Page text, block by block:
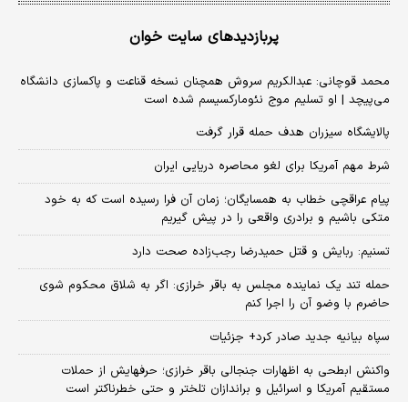
پربازدیدهای سایت خوان
محمد قوچانی: عبدالکریم سروش همچنان نسخه قناعت و پاکسازی دانشگاه
می‌پیچد | او تسلیم موج نئومارکسیسم شده است
پالایشگاه سیزران هدف حمله قرار گرفت
شرط مهم آمریکا برای لغو محاصره دریایی ایران
پیام عراقچی خطاب به همسایگان؛ زمان آن فرا رسیده است که به خود
متکی باشیم و برادری واقعی را در پیش گیریم
تسنیم: ربایش و قتل حمیدرضا رجب‌زاده صحت دارد
حمله تند یک نماینده مجلس به باقر خرازی: اگر به شلاق محکوم شوی
حاضرم با وضو آن را اجرا کنم
سپاه بیانیه جدید صادر کرد+ جزئیات
واکنش ابطحی به اظهارات جنجالی باقر خرازی؛ حرفهایش از حملات
مستقیم آمریکا و اسرائیل و براندازان تلختر و حتی خطرناکتر است